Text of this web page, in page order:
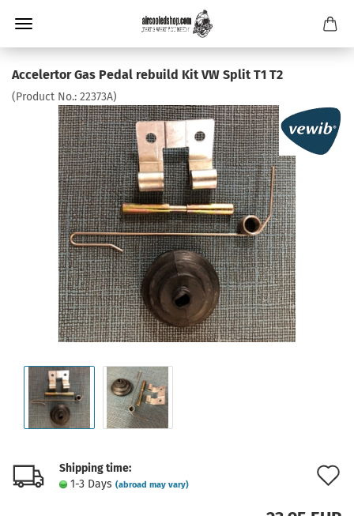
Accelertor Gas Pedal rebuild Kit VW Split T1 T2
(Product No.: 22373A)
Shipping time:
1-3 Days (abroad may vary)